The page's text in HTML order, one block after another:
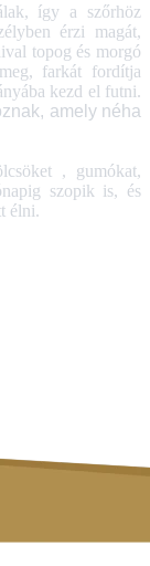
így a szőrhöz
érzi magát,
topog és morgó
farkát fordítja
kezd el futni.
amely néha
, gumókat,
szopik is, és
élni.